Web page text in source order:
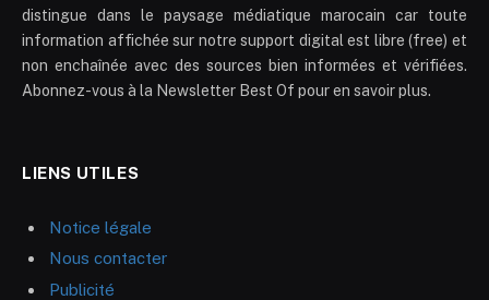
distingue dans le paysage médiatique marocain car toute
information affichée sur notre support digital est libre (free) et
non enchaînée avec des sources bien informées et vérifiées.
Abonnez-vous à la Newsletter Best Of pour en savoir plus.
LIENS UTILES
Notice légale
Nous contacter
Publicité